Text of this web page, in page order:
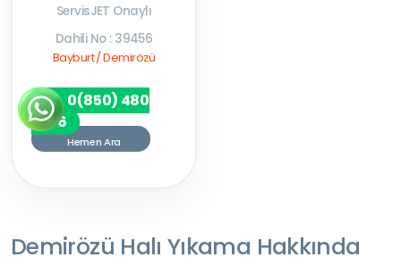
ServisJET Onaylı
Dahili No : 39456
Bayburt / Demirözü
0(850) 480
7256
Hemen Ara
Demirözü Halı Yıkama Hakkında